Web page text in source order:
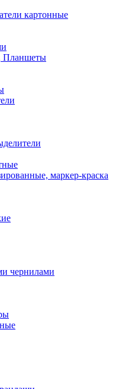
картонные
Планшеты
маркер-краска
чернилами